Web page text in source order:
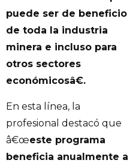
puede ser de beneficio
de toda la industria
minera e incluso para
otros sectores
económicosâ€.
En esta línea, la
profesional destacó que
â€œeste programa
beneficia anualmente a